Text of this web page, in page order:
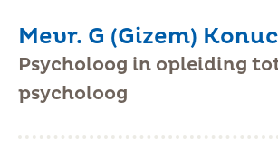
Mevr. G (Gizem)
Psycholoog in opleiding
psycholoog